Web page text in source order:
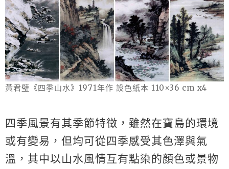
黃君璧《四季山水》1971年作 設色紙本 110×36 cm x4
四季風景有其季節特徵，雖然在寶島的環境
或有變易，但均可從四季感受其色澤與氣
溫，其中以山水風情互有點染的顏色或景物